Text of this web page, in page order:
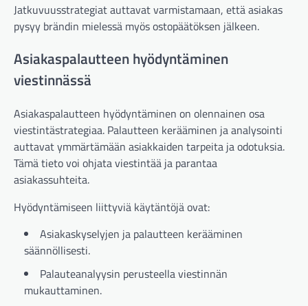
Jatkuvuusstrategiat auttavat varmistamaan, että asiakas
pysyy brändin mielessä myös ostopäätöksen jälkeen.
Asiakaspalautteen hyödyntäminen
viestinnässä
Asiakaspalautteen hyödyntäminen on olennainen osa
viestintästrategiaa. Palautteen kerääminen ja analysointi
auttavat ymmärtämään asiakkaiden tarpeita ja odotuksia.
Tämä tieto voi ohjata viestintää ja parantaa
asiakassuhteita.
Hyödyntämiseen liittyviä käytäntöjä ovat:
Asiakaskyselyjen ja palautteen kerääminen
säännöllisesti.
Palauteanalyysin perusteella viestinnän
mukauttaminen.